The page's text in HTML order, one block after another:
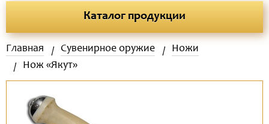
Каталог продукции
Главная Сувенирное оружие
Ножи
Нож «Якут»